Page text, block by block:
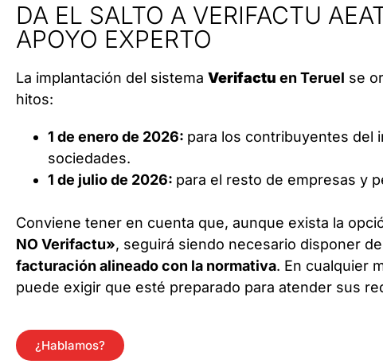
DA EL SALTO A VERIFACTU
APOYO EXPERTO
La implantación del sistema Verifactu en Teruel se
hitos:
1 de enero de 2026: para los contribuyentes del
sociedades.
1 de julio de 2026: para el resto de empresas y
Conviene tener en cuenta que, aunque exista la
NO Verifactu», seguirá siendo necesario disponer
facturación alineado con la normativa. En cualquier
puede exigir que esté preparado para atender sus
¿Hablamos?